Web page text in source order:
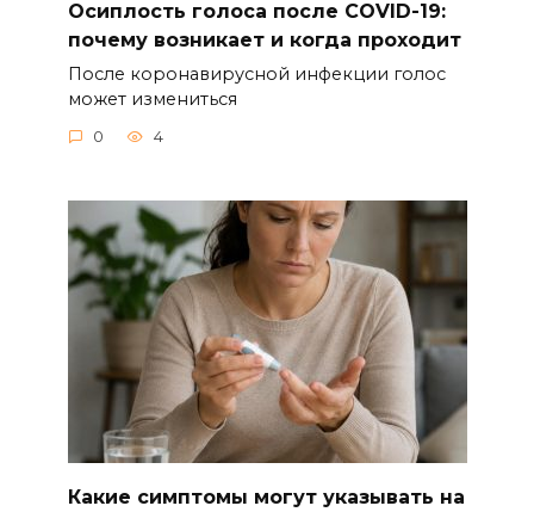
Осиплость голоса после COVID-19:
почему возникает и когда проходит
После коронавирусной инфекции голос
может измениться
0 4
Какие симптомы могут указывать на